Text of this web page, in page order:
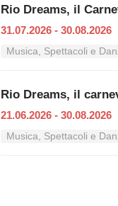
31.07.2026 - 30.08.2026
21.06.2026 - 30.08.2026